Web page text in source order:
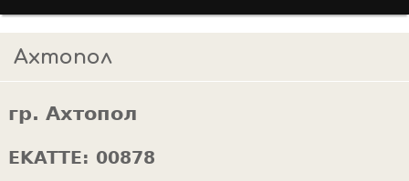
r
c
h
f
r
и
o
u
r
e
Ахтопол
гр. Ахтопол
EKATTE: 00878